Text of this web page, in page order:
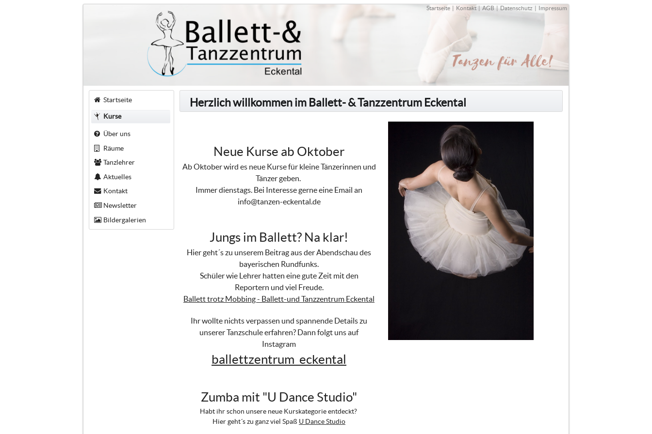
Startseite | Kontakt | AGB | Datenschutz | Impressum
Startseite
Kurse
Über uns
Räume
Tanzlehrer
Aktuelles
Kontakt
Newsletter
Bildergalerien
Herzlich willkommen im Ballett- & Tanzzentrum Eckental
Neue Kurse ab Oktober
Ab Oktober wird es neue Kurse für kleine Tänzerinnen und
Tänzer geben.
Immer dienstags. Bei Interesse gerne eine Email an
info@tanzen-eckental.de
Jungs im Ballett? Na klar!
Hier geht´s zu unserem Beitrag aus der Abendschau des
bayerischen Rundfunks.
Schüler wie Lehrer hatten eine gute Zeit mit den
Reportern und viel Freude.
Ballett trotz Mobbing - Ballett-und Tanzzentrum Eckental
Ihr wollte nichts verpassen und spannende Details zu
unserer Tanzschule erfahren? Dann folgt uns auf
Instagram
ballettzentrum_eckental
Zumba mit "U Dance Studio"
Habt ihr schon unsere neue Kurskategorie entdeckt?
Hier geht´s zu ganz viel Spaß U Dance Studio